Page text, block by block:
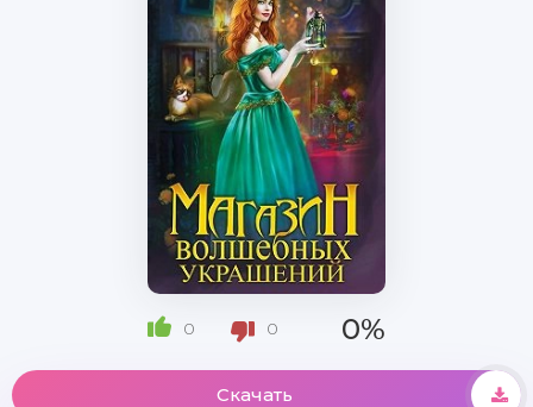
0 0 0%
Скачать